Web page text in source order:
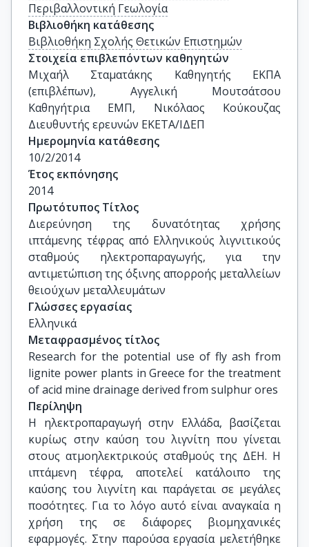
Περιβαλλοντική Γεωλογία
Βιβλιοθήκη κατάθεσης
Βιβλιοθήκη Σχολής Θετικών Επιστημών
Στοιχεία επιβλεπόντων καθηγητών
Μιχαήλ Σταματάκης Καθηγητής ΕΚΠΑ
(επιβλέπων), Αγγελική Μουτσάτσου
Καθηγήτρια ΕΜΠ, Νικόλαος Κούκουζας
Διευθυντής ερευνών ΕΚΕΤΑ/ΙΔΕΠ
Ημερομηνία κατάθεσης
10/2/2014
Έτος εκπόνησης
2014
Πρωτότυπος Τίτλος
Διερεύνηση της δυνατότητας χρήσης
ιπτάμενης τέφρας από Ελληνικούς λιγνιτικούς
σταθμούς ηλεκτροπαραγωγής, για την
αντιμετώπιση της όξινης απορροής μεταλλείων
θειούχων μεταλλευμάτων
Γλώσσες εργασίας
Ελληνικά
Μεταφρασμένος τίτλος
Research for the potential use of fly ash from
lignite power plants in Greece for the treatment
of acid mine drainage derived from sulphur ores
Περίληψη
Η ηλεκτροπαραγωγή στην Ελλάδα, βασίζεται
κυρίως στην καύση του λιγνίτη που γίνεται
στους ατμοηλεκτρικούς σταθμούς της ΔΕΗ. Η
ιπτάμενη τέφρα, αποτελεί κατάλοιπο της
καύσης του λιγνίτη και παράγεται σε μεγάλες
ποσότητες. Για το λόγο αυτό είναι αναγκαία η
χρήση της σε διάφορες βιομηχανικές
εφαρμογές. Στην παρούσα εργασία μελετήθηκε